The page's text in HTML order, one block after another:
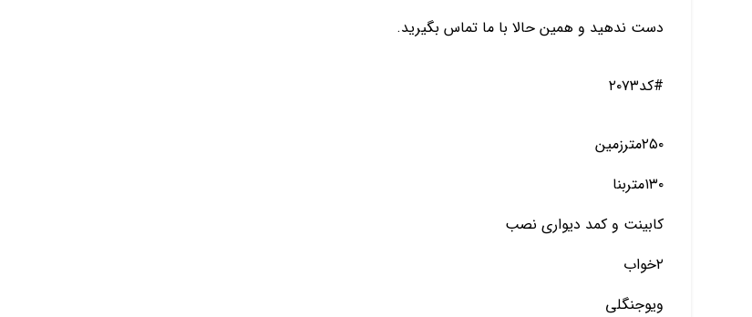
دست ندهید و همین حالا با ما تماس بگیرید.
#کد۲۰۷۳
۲۵۰مترزمین
۱۳۰متربنا
کابینت و کمد دیواری نصب
۲خواب
ویوجنگلی